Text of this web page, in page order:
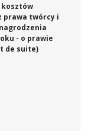
kosztów
prawa twórcy i
- o prawie
de suite)